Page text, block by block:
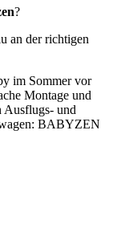
?
an der richtigen
im Sommer vor
Montage und
Ausflugs- und
BABYZEN